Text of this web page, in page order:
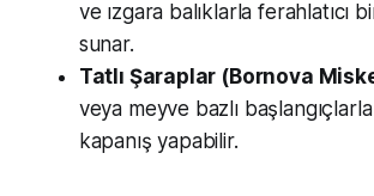
ve ızgara balıklarla ferahlatıcı
sunar.
Tatlı Şaraplar (Bornova
veya meyve bazlı
kapanış yapabilir.